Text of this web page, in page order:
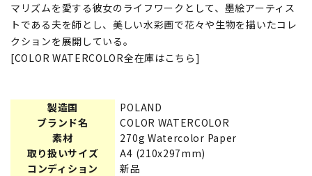
マリズムを愛する彼女のライフワークとして、墨絵アーティス
トである夫を師とし、美しい水彩画で花々や生物を描いたコレ
クションを展開している。
[COLOR WATERCOLOR全在庫はこちら]
製造国
POLAND
ブランド名
COLOR WATERCOLOR
素材
270g Watercolor Paper
取り扱いサイズ
A4 (210x297mm)
コンディション
新品